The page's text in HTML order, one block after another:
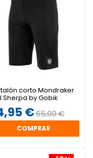
corto Mondraker
Sherpa by Gobik
€65,00 €
COMPRAR